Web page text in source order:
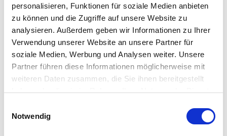
personalisieren, Funktionen für soziale Medien anbieten
zu können und die Zugriffe auf unsere Website zu
analysieren. Außerdem geben wir Informationen zu Ihrer
Verwendung unserer Website an unsere Partner für
soziale Medien, Werbung und Analysen weiter. Unsere
Partner führen diese Informationen möglicherweise mit
weiteren Daten zusammen, die Sie ihnen bereitgestellt
haben oder die sie im Rahmen Ihrer Nutzung der Dienste
Notwendig
UBER PLATTFORM-ÖKONOMIE
Richter erklärt Kaliforniens
Plebiszit zu Uber-Fahrern für
24.08.2021